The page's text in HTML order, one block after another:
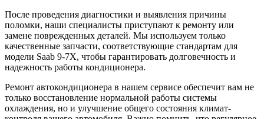
После проведения диагностики и выявления причины
поломки, наши специалисты приступают к ремонту или
замене поврежденных деталей. Мы используем только
качественные запчасти, соответствующие стандартам для
модели Saab 9-7X, чтобы гарантировать долговечность и
надежность работы кондиционера.
Ремонт автокондиционера в нашем сервисе обеспечит вам не
только восстановление нормальной работы системы
охлаждения, но и улучшение общего состояния климат-